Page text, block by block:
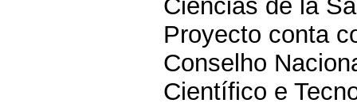
Ciencias de la
Proyecto conta
Conselho
Científico e